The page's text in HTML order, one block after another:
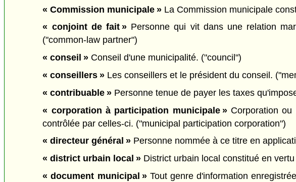
« Commission municipale » La Commission municipale
« conjoint de fait »Personne qui vit dans une relation
("common-law partner")
« conseil » Conseil d'une municipalité. ("council")
« conseillers » Les conseillers et le président du conseil.
« contribuable » Personne tenue de payer les taxes
« corporation à participation municipale »Corporation ou
contrôlée par celles-ci. ("municipal participation corporation")
« directeur général » Personne nommée à ce titre en
« district urbain local » District urbain local constitué en
« document municipal »Tout genre d'information